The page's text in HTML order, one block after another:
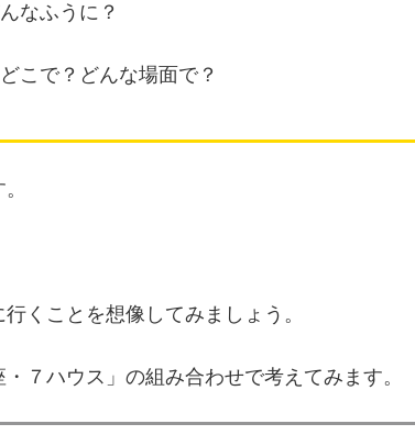
なふうに？
こで？どんな場面で？
くことを想像してみましょう。
・７ハウス」の組み合わせで考えてみます。